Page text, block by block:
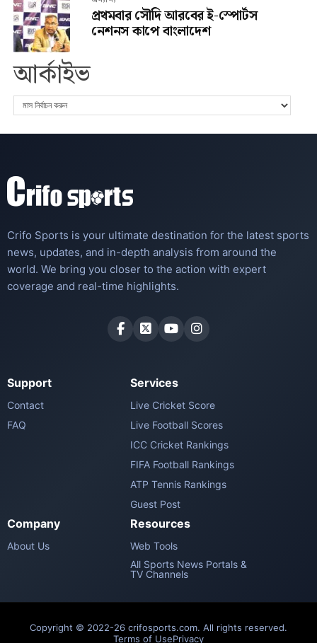
প্রথমবার সৌদি আরবের ই-স্পোর্টস
নেশনস কাপে বাংলাদেশ
আর্কাইভ
Crifo Sports is your ultimate destination for the latest sports
news, updates, and in-depth analysis from around the
world. We bring you closer to the action with expert
coverage and real-time highlights.
Support
Contact
FAQ
Services
Live Cricket Score
Live Football Scores
ICC Cricket Rankings
FIFA Football Rankings
ATP Tennis Rankings
Guest Post
Company
About Us
Resources
Web Tools
All Sports News Portals &
TV Channels
Copyright © 2022-26 crifosports.com. All rights reserved.
Terms of UsePrivacy